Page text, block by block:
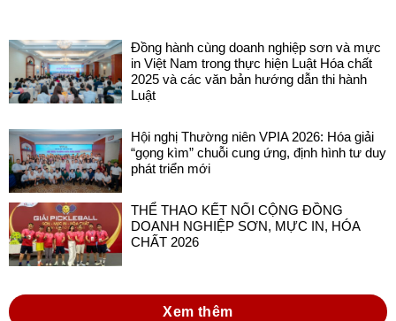
Đồng hành cùng doanh nghiệp sơn và mực
in Việt Nam trong thực hiện Luật Hóa chất
2025 và các văn bản hướng dẫn thi hành
Luật
Hội nghị Thường niên VPIA 2026: Hóa giải
“gọng kìm” chuỗi cung ứng, định hình tư duy
phát triển mới
THỂ THAO KẾT NỐI CỘNG ĐỒNG
DOANH NGHIỆP SƠN, MỰC IN, HÓA
CHẤT 2026
Xem thêm